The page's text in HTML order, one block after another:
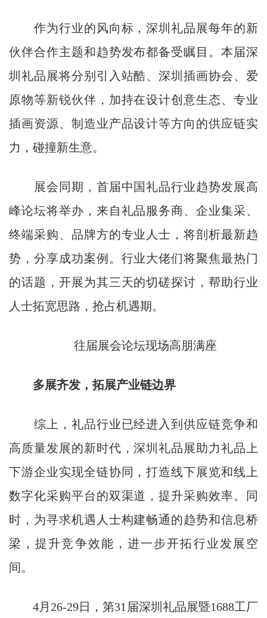
作为行业的风向标，深圳礼品展每年的新
伙伴合作主题和趋势发布都备受瞩目。本届深
圳礼品展将分别引入站酷、深圳插画协会、爱
原物等新锐伙伴，加持在设计创意生态、专业
插画资源、制造业产品设计等方向的供应链实
力，碰撞新生意。
展会同期，首届中国礼品行业趋势发展高
峰论坛将举办，来自礼品服务商、企业集采、
终端采购、品牌方的专业人士，将剖析最新趋
势，分享成功案例。行业大佬们将聚焦最热门
的话题，开展为其三天的切磋探讨，帮助行业
人士拓宽思路，抢占机遇期。
往届展会论坛现场高朋满座
多展齐发，拓展产业链边界
综上，礼品行业已经进入到供应链竞争和
高质量发展的新时代，深圳礼品展助力礼品上
下游企业实现全链协同，打造线下展览和线上
数字化采购平台的双渠道，提升采购效率。同
时，为寻求机遇人士构建畅通的趋势和信息桥
梁，提升竞争效能，进一步开拓行业发展空
间。
4月26-29日，第31届深圳礼品展暨1688工厂